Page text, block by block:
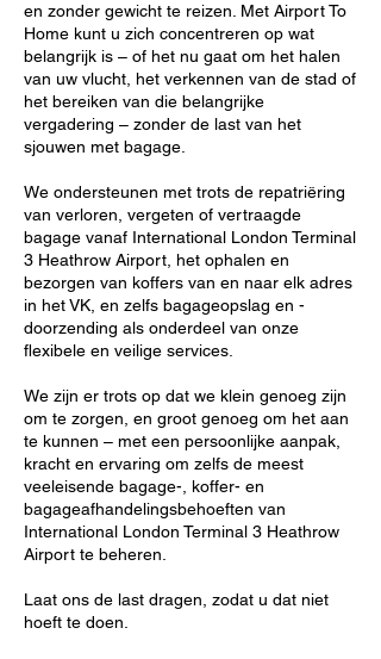
en zonder gewicht te reizen. Met Airport To
Home kunt u zich concentreren op wat
belangrijk is – of het nu gaat om het halen
van uw vlucht, het verkennen van de stad of
het bereiken van die belangrijke
vergadering – zonder de last van het
sjouwen met bagage.
We ondersteunen met trots de repatriëring
van verloren, vergeten of vertraagde
bagage vanaf International London Terminal
3 Heathrow Airport, het ophalen en
bezorgen van koffers van en naar elk adres
in het VK, en zelfs bagageopslag en -
doorzending als onderdeel van onze
flexibele en veilige services.
We zijn er trots op dat we klein genoeg zijn
om te zorgen, en groot genoeg om het aan
te kunnen – met een persoonlijke aanpak,
kracht en ervaring om zelfs de meest
veeleisende bagage-, koffer- en
bagageafhandelingsbehoeften van
International London Terminal 3 Heathrow
Airport te beheren.
Laat ons de last dragen, zodat u dat niet
hoeft te doen.